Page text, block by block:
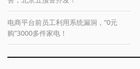
电商平台前员工利用系统漏洞，“0元
购”3000多件家电！